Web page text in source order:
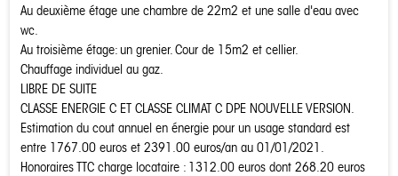
Au deuxième étage une chambre de 22m2 et une salle d'eau avec
wc.
Au troisième étage: un grenier. Cour de 15m2 et cellier.
Chauffage individuel au gaz.
LIBRE DE SUITE
CLASSE ENERGIE C ET CLASSE CLIMAT C DPE NOUVELLE VERSION.
Estimation du cout annuel en énergie pour un usage standard est
entre 1767.00 euros et 2391.00 euros/an au 01/01/2021.
Honoraires TTC charge locataire : 1312.00 euros dont 268.20 euros